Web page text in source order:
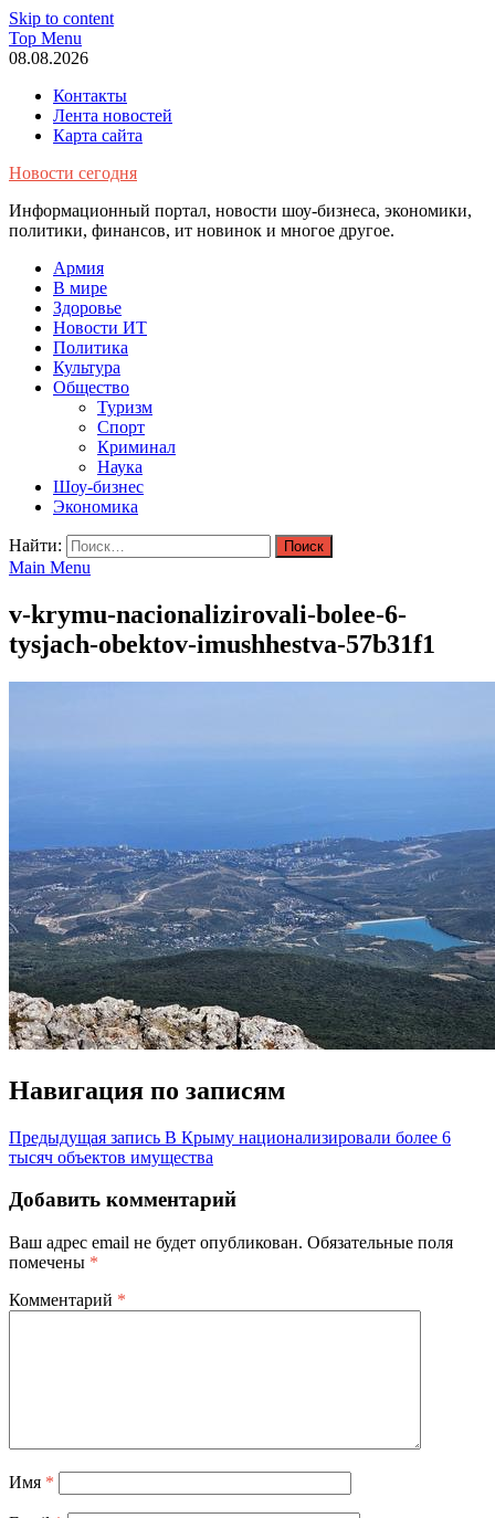
Skip to content
Top Menu
08.08.2026
Контакты
Лента новостей
Карта сайта
Новости сегодня
Информационный портал, новости шоу-бизнеса, экономики,
политики, финансов, ит новинок и многое другое.
Армия
В мире
Здоровье
Новости ИТ
Политика
Культура
Общество
Туризм
Спорт
Криминал
Наука
Шоу-бизнес
Экономика
Найти:
Main Menu
v-krymu-nacionalizirovali-bolee-6-
tysjach-obektov-imushhestva-57b31f1
Навигация по записям
Предыдущая запись В Крыму национализировали более 6
тысяч объектов имущества
Добавить комментарий
Ваш адрес email не будет опубликован. Обязательные поля
помечены *
Комментарий *
Имя *